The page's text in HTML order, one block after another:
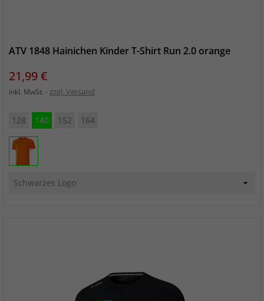
ATV 1848 Hainichen Kinder T-Shirt Run 2.0 orange
Preis
21,99 €
inkl. MwSt. zzgl. Versand
128 140 152 164